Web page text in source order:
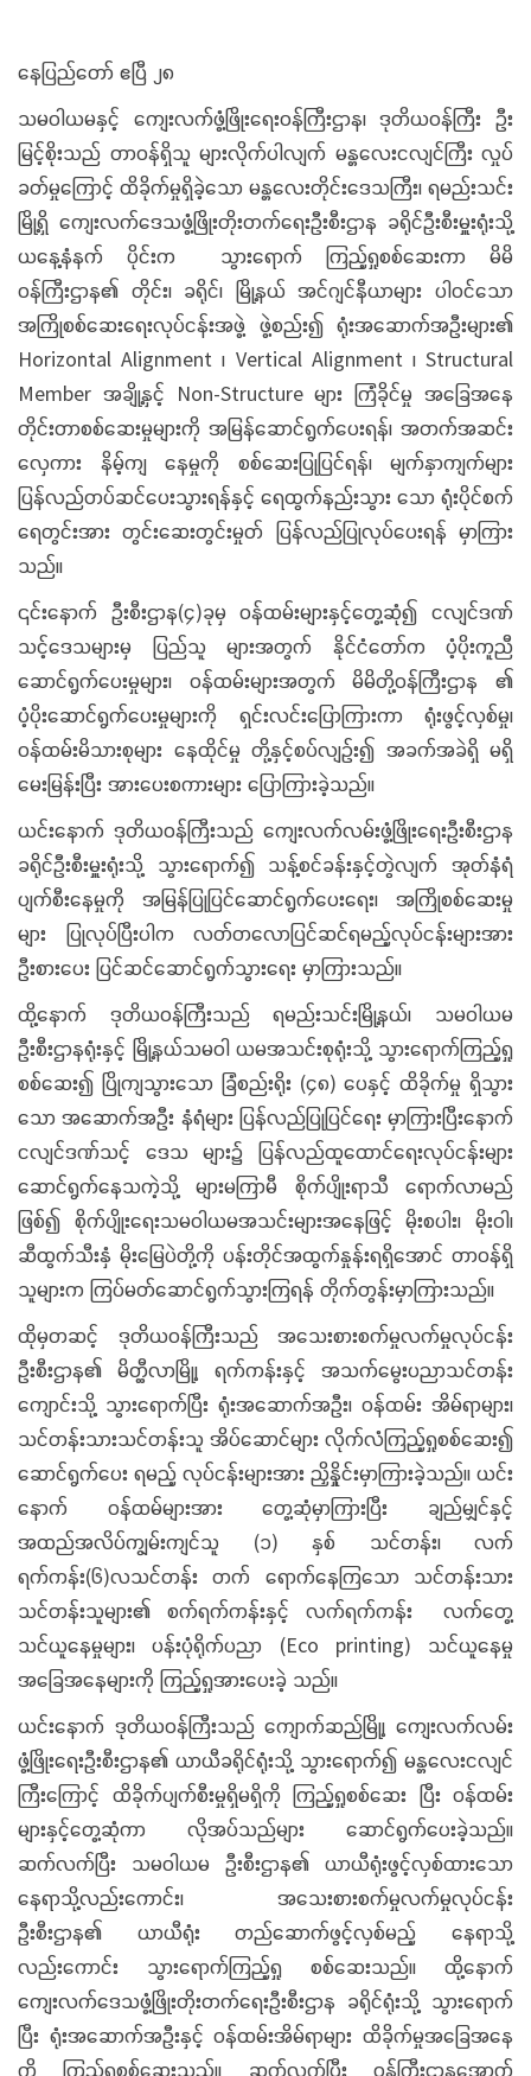
နေပြည်တော် ဧပြီ ၂၈
သမဝါယမနှင့် ကျေးလက်ဖွံ့ဖြိုးရေးဝန်ကြီးဌာန၊ ဒုတိယဝန်ကြီး ဦး
မြင့်စိုးသည် တာဝန်ရှိသူ များလိုက်ပါလျက် မန္တလေးငလျင်ကြီး လှုပ်
ခတ်မှုကြောင့် ထိခိုက်မှုရှိခဲ့သော မန္တလေးတိုင်းဒေသကြီး၊ ရမည်းသင်း
မြို့ရှိ ကျေးလက်ဒေသဖွံ့ဖြိုးတိုးတက်ရေးဦးစီးဌာန ခရိုင်ဦးစီးမှူးရုံးသို့
ယနေ့နံနက် ပိုင်းက သွားရောက် ကြည့်ရှုစစ်ဆေးကာ မိမိ
ဝန်ကြီးဌာန၏ တိုင်း၊ ခရိုင်၊ မြို့နယ် အင်ဂျင်နီယာများ ပါဝင်သော
အကြိုစစ်ဆေးရေးလုပ်ငန်းအဖွဲ့ ဖွဲ့စည်း၍ ရုံးအဆောက်အဦးများ၏
Horizontal Alignment ၊ Vertical Alignment ၊ Structural
Member အချို့နှင့် Non-Structure များ ကြံခိုင်မှု အခြေအနေ
တိုင်းတာစစ်ဆေးမှုများကို အမြန်ဆောင်ရွက်ပေးရန်၊ အတက်အဆင်း
လှေကား နိမ့်ကျ နေမှုကို စစ်ဆေးပြုပြင်ရန်၊ မျက်နှာကျက်များ
ပြန်လည်တပ်ဆင်ပေးသွားရန်နှင့် ရေထွက်နည်းသွား သော ရုံးပိုင်စက်
ရေတွင်းအား တွင်းဆေးတွင်းမှုတ် ပြန်လည်ပြုလုပ်ပေးရန် မှာကြား
သည်။
၎င်းနောက် ဦးစီးဌာန(၄)ခုမှ ဝန်ထမ်းများနှင့်တွေ့ဆုံ၍ ငလျင်ဒဏ်
သင့်ဒေသများမှ ပြည်သူ များအတွက် နိုင်ငံတော်က ပံ့ပိုးကူညီ
ဆောင်ရွက်ပေးမှုများ၊ ဝန်ထမ်းများအတွက် မိမိတို့ဝန်ကြီးဌာန ၏
ပံ့ပိုးဆောင်ရွက်ပေးမှုများကို ရှင်းလင်းပြောကြားကာ ရုံးဖွင့်လှစ်မှု၊
ဝန်ထမ်းမိသားစုများ နေထိုင်မှု တို့နှင့်စပ်လျဉ်း၍ အခက်အခဲရှိ မရှိ
မေးမြန်းပြီး အားပေးစကားများ ပြောကြားခဲ့သည်။
ယင်းနောက် ဒုတိယဝန်ကြီးသည် ကျေးလက်လမ်းဖွံ့ဖြိုးရေးဦးစီးဌာန
ခရိုင်ဦးစီးမှူးရုံးသို့ သွားရောက်၍ သန့်စင်ခန်းနှင့်တွဲလျက် အုတ်နံရံ
ပျက်စီးနေမှုကို အမြန်ပြုပြင်ဆောင်ရွက်ပေးရေး၊ အကြိုစစ်ဆေးမှု
များ ပြုလုပ်ပြီးပါက လတ်တလောပြင်ဆင်ရမည့်လုပ်ငန်းများအား
ဦးစားပေး ပြင်ဆင်ဆောင်ရွက်သွားရေး မှာကြားသည်။
ထို့နောက် ဒုတိယဝန်ကြီးသည် ရမည်းသင်းမြို့နယ်၊ သမဝါယမ
ဦးစီးဌာနရုံးနှင့် မြို့နယ်သမဝါ ယမအသင်းစုရုံးသို့ သွားရောက်ကြည့်ရှု
စစ်ဆေး၍ ပြိုကျသွားသော ခြံစည်းရိုး (၄၈) ပေနှင့် ထိခိုက်မှု ရှိသွား
သော အဆောက်အဦး နံရံများ ပြန်လည်ပြုပြင်ရေး မှာကြားပြီးနောက်
ငလျင်ဒဏ်သင့် ဒေသ များ၌ ပြန်လည်ထူထောင်ရေးလုပ်ငန်းများ
ဆောင်ရွက်နေသကဲ့သို့ များမကြာမီ စိုက်ပျိုးရာသီ ရောက်လာမည်
ဖြစ်၍ စိုက်ပျိုးရေးသမဝါယမအသင်းများအနေဖြင့် မိုးစပါး၊ မိုးဝါ၊
ဆီထွက်သီးနှံ မိုးမြေပဲတို့ကို ပန်းတိုင်အထွက်နှုန်းရရှိအောင် တာဝန်ရှိ
သူများက ကြပ်မတ်ဆောင်ရွက်သွားကြရန် တိုက်တွန်းမှာကြားသည်။
ထိုမှတဆင့် ဒုတိယဝန်ကြီးသည် အသေးစားစက်မှုလက်မှုလုပ်ငန်း
ဦးစီးဌာန၏ မိတ္ထီလာမြို့၊ ရက်ကန်းနှင့် အသက်မွေးပညာသင်တန်း
ကျောင်းသို့ သွားရောက်ပြီး ရုံးအဆောက်အဦး၊ ဝန်ထမ်း အိမ်ရာများ၊
သင်တန်းသားသင်တန်းသူ အိပ်ဆောင်များ လိုက်လံကြည့်ရှုစစ်ဆေး၍
ဆောင်ရွက်ပေး ရမည့် လုပ်ငန်းများအား ညှိနှိုင်းမှာကြားခဲ့သည်။ ယင်း
နောက် ဝန်ထမ်များအား တွေ့ဆုံမှာကြားပြီး ချည်မျှင်နှင့်
အထည်အလိပ်ကျွမ်းကျင်သူ (၁) နှစ် သင်တန်း၊ လက်
ရက်ကန်း(၆)လသင်တန်း တက် ရောက်နေကြသော သင်တန်းသား
သင်တန်းသူများ၏ စက်ရက်ကန်းနှင့် လက်ရက်ကန်း လက်တွေ့
သင်ယူနေမှုများ၊ ပန်းပုံရိုက်ပညာ (Eco printing) သင်ယူနေမှု
အခြေအနေများကို ကြည့်ရှုအားပေးခဲ့ သည်။
ယင်းနောက် ဒုတိယဝန်ကြီးသည် ကျောက်ဆည်မြို့၊ ကျေးလက်လမ်း
ဖွံ့ဖြိုးရေးဦးစီးဌာန၏ ယာယီခရိုင်ရုံးသို့ သွားရောက်၍ မန္တလေးငလျင်
ကြီးကြောင့် ထိခိုက်ပျက်စီးမှုရှိမရှိကို ကြည့်ရှုစစ်ဆေး ပြီး ဝန်ထမ်း
များနှင့်တွေ့ဆုံကာ လိုအပ်သည်များ ဆောင်ရွက်ပေးခဲ့သည်။
ဆက်လက်ပြီး သမဝါယမ ဦးစီးဌာန၏ ယာယီရုံးဖွင့်လှစ်ထားသော
နေရာသို့လည်းကောင်း၊ အသေးစားစက်မှုလက်မှုလုပ်ငန်း
ဦးစီးဌာန၏ ယာယီရုံး တည်ဆောက်ဖွင့်လှစ်မည့် နေရာသို့
လည်းကောင်း သွားရောက်ကြည့်ရှု စစ်ဆေးသည်။ ထို့နောက်
ကျေးလက်ဒေသဖွံ့ဖြိုးတိုးတက်ရေးဦးစီးဌာန ခရိုင်ရုံးသို့ သွားရောက်
ပြီး ရုံးအဆောက်အဦးနှင့် ဝန်ထမ်းအိမ်ရာများ ထိခိုက်မှုအခြေအနေ
ကို ကြည့်ရှုစစ်ဆေးသည်။ ဆက်လက်ပြီး ဝန်ကြီးဌာနအောက်